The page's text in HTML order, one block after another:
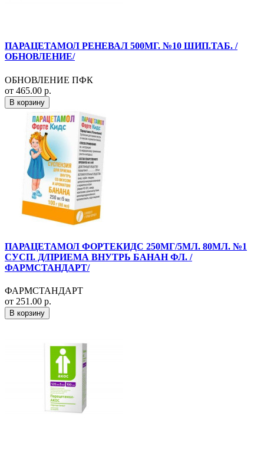
ПАРАЦЕТАМОЛ РЕНЕВАЛ 500МГ. №10 ШИП.ТАБ. /
ОБНОВЛЕНИЕ/
ОБНОВЛЕНИЕ ПФК
от 465.00 р.
В корзину
ПАРАЦЕТАМОЛ ФОРТЕКИДС 250МГ/5МЛ. 80МЛ. №1
СУСП. Д/ПРИЕМА ВНУТРЬ БАНАН ФЛ. /
ФАРМСТАНДАРТ/
ФАРМСТАНДАРТ
от 251.00 р.
В корзину